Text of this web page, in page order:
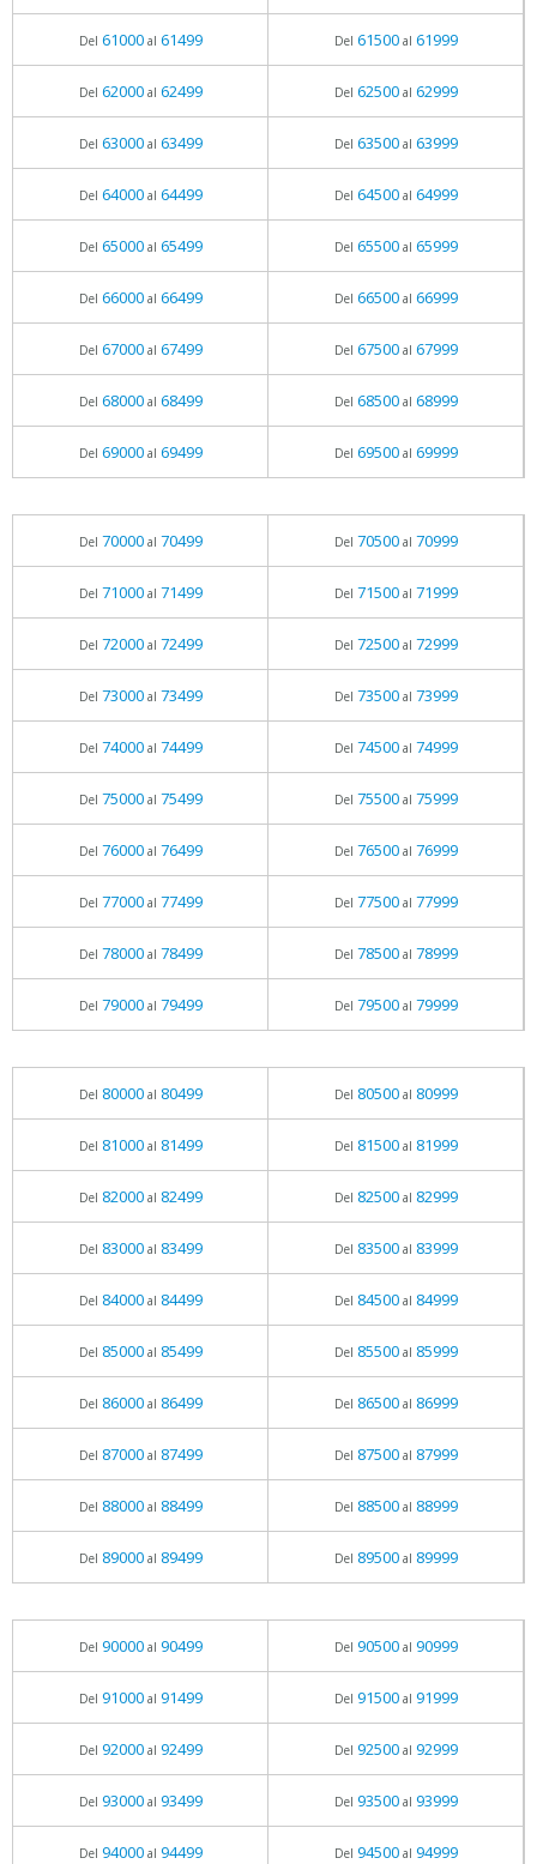
Del 61000al 61499 Del 61500al 61999
Del 62000al 62499 Del 62500al 62999
Del 63000al 63499 Del 63500al 63999
Del 64000al 64499 Del 64500al 64999
Del 65000al 65499 Del 65500al 65999
Del 66000al 66499 Del 66500al 66999
Del 67000al 67499 Del 67500al 67999
Del 68000al 68499 Del 68500al 68999
Del 69000al 69499 Del 69500al 69999
Del 70000al 70499 Del 70500al 70999
Del 71000al 71499 Del 71500al 71999
Del 72000al 72499 Del 72500al 72999
Del 73000al 73499 Del 73500al 73999
Del 74000al 74499 Del 74500al 74999
Del 75000al 75499 Del 75500al 75999
Del 76000al 76499 Del 76500al 76999
Del 77000al 77499 Del 77500al 77999
Del 78000al 78499 Del 78500al 78999
Del 79000al 79499 Del 79500al 79999
Del 80000al 80499 Del 80500al 80999
Del 81000al 81499 Del 81500al 81999
Del 82000al 82499 Del 82500al 82999
Del 83000al 83499 Del 83500al 83999
Del 84000al 84499 Del 84500al 84999
Del 85000al 85499 Del 85500al 85999
Del 86000al 86499 Del 86500al 86999
Del 87000al 87499 Del 87500al 87999
Del 88000al 88499 Del 88500al 88999
Del 89000al 89499 Del 89500al 89999
Del 90000al 90499 Del 90500al 90999
Del 91000al 91499 Del 91500al 91999
Del 92000al 92499 Del 92500al 92999
Del 93000al 93499 Del 93500al 93999
Del 94000al 94499 Del 94500al 94999